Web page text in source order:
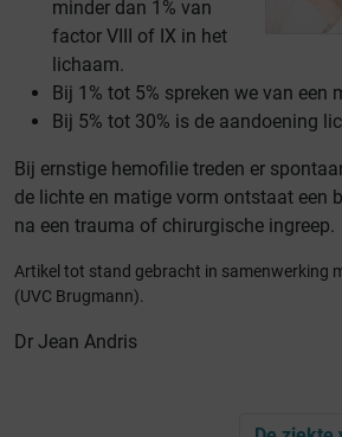
minder dan 1% van
factor VIII of IX in het
lichaam.
Bij 1% tot 5% spreken we van een
Bij 5% tot 30% is de aandoening
Bij ernstige hemofilie treden er
de lichte en matige vorm ontstaat een
na een trauma of chirurgische ingreep.
Artikel tot stand gebracht in samenwerking
(UVC Brugmann).
Dr Jean Andris